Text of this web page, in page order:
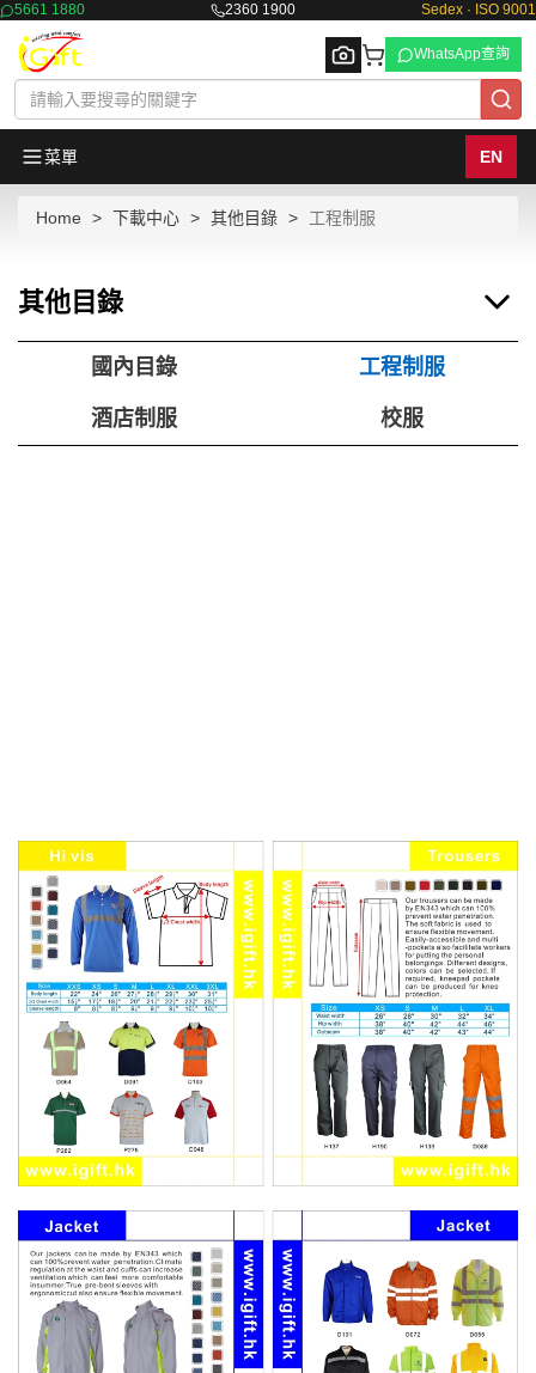
5661 1880 2360 1900 Sedex · ISO 9001
Browse
WhatsApp查詢
菜單 EN
Home 下載中心 其他目錄 工程制服
其他目錄
國內目錄 工程制服
酒店制服 校服